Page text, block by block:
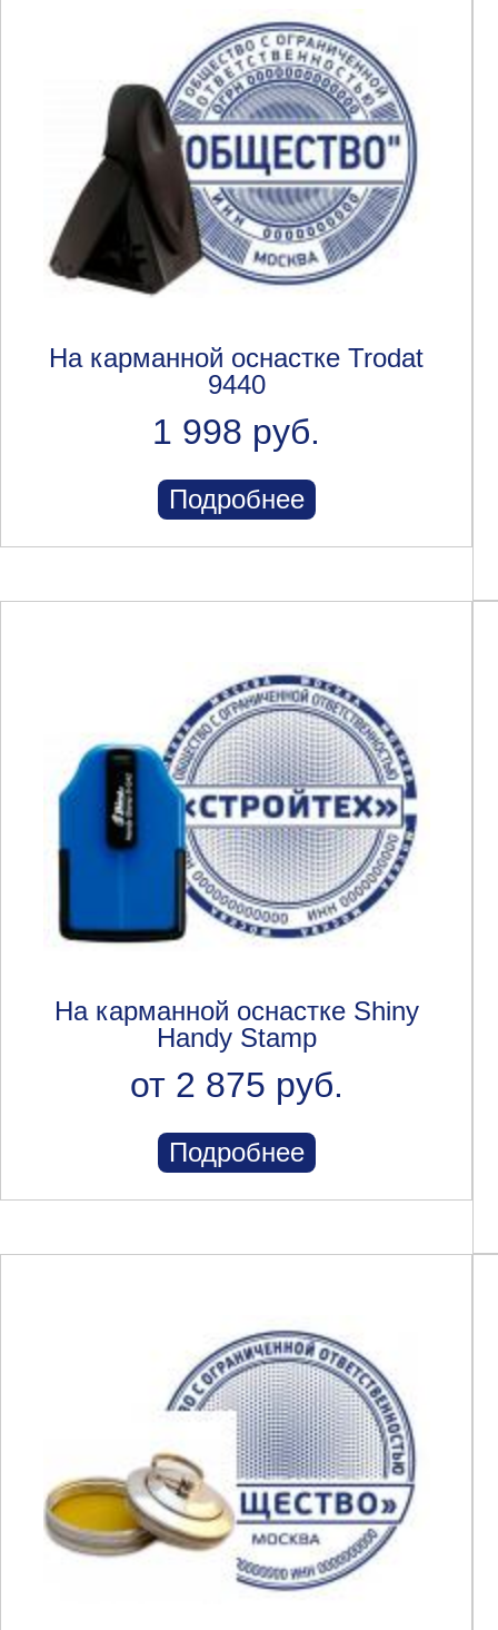
На карманной оснастке Trodat
9440
1 998 руб.
Подробнее
На карманной оснастке Shiny
Handy Stamp
от 2 875 руб.
Подробнее